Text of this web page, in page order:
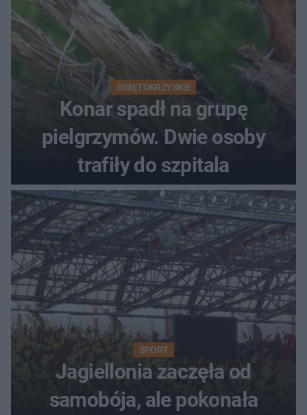
ŚWIĘTOKRZYSKIE
Konar spadł na grupę
pielgrzymów. Dwie osoby
trafiły do szpitala
SPORT
Jagiellonia zaczęła od
samobója, ale pokonała